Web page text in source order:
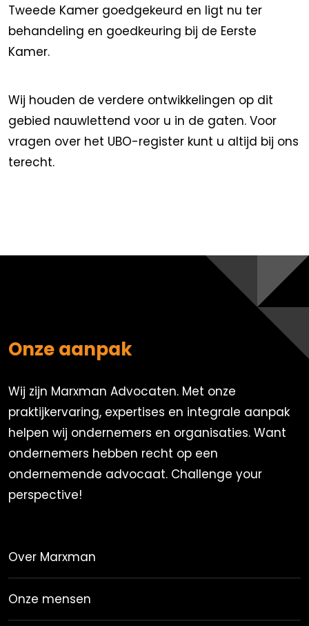
Tweede Kamer goedgekeurd en ligt nu ter
behandeling en goedkeuring bij de Eerste
Kamer.
Wij houden de verdere ontwikkelingen op dit
gebied nauwlettend voor u in de gaten. Voor
vragen over het UBO-register kunt u altijd bij ons
terecht.
Onze aanpak
Wij zijn Marxman Advocaten. Met onze
praktijkervaring, expertises en integrale aanpak
helpen wij ondernemers en organisaties. Want
ondernemers hebben recht op een
ondernemende advocaat. Challenge your
perspective!
Over Marxman
Onze mensen